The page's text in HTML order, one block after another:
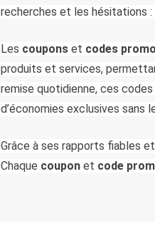
recherches et les hésitations
Les coupons et codes promo
produits et services,
remise quotidienne, ces
d’économies exclusives sans
Grâce à ses rapports fiables
Chaque coupon et code